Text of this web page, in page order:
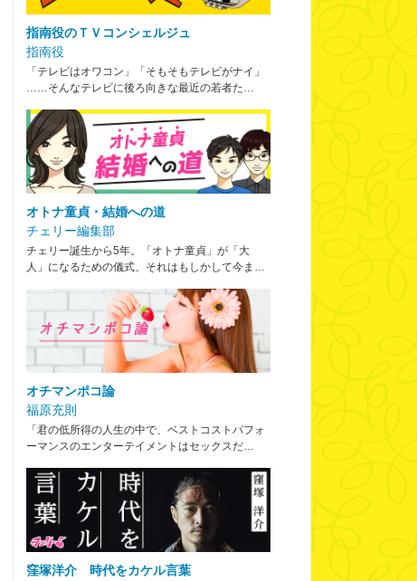
指南役のＴＶコンシェルジュ
指南役
「テレビはオワコン」「そもそもテレビがナイ」
……そんなテレビに後ろ向きな最近の若者た…
オトナ童貞・結婚への道
チェリー編集部
チェリー誕生から5年。「オトナ童貞」が「大
人」になるための儀式、それはもしかして今ま…
オチマンポコ論
福原充則
「君の低所得の人生の中で、ベストコストパフォ
ーマンスのエンターテイメントはセックスだ…
窪塚洋介 時代をカケル言葉